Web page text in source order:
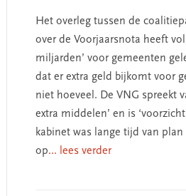
Het overleg tussen de
over de Voorjaarsnota heeft
miljarden’ voor gemeenten
dat er extra geld bijkomt voor
niet hoeveel. De VNG spreekt
extra middelen’ en is
kabinet was lange tijd van
op... lees verder